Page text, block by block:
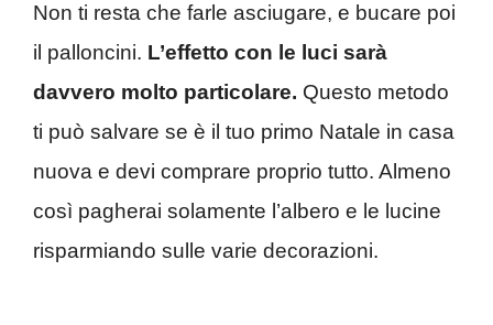
Non ti resta che farle asciugare, e bucare poi
il palloncini. L’effetto con le luci sarà
davvero molto particolare. Questo metodo
ti può salvare se è il tuo primo Natale in casa
nuova e devi comprare proprio tutto. Almeno
così pagherai solamente l’albero e le lucine
risparmiando sulle varie decorazioni.